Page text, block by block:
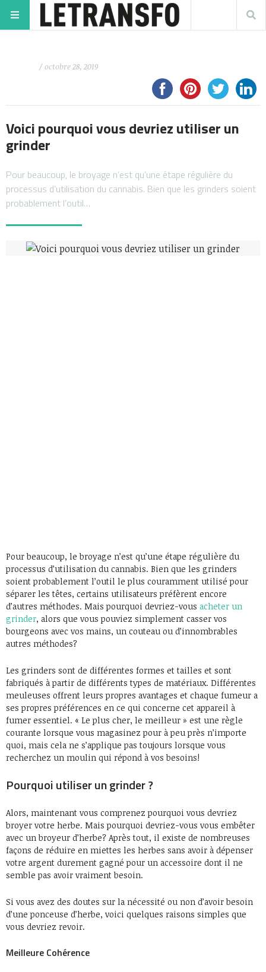
/ octobre 28, 2019
Voici pourquoi vous devriez utiliser un
grinder
Pour beaucoup, le broyage n’est qu’une étape régulière du
processus d’utilisation du cannabis. Bien que les grinders soient
probablement l’outil…
Pour beaucoup, le broyage n’est qu’une étape régulière du
processus d’utilisation du cannabis. Bien que les grinders
soient probablement l’outil le plus couramment utilisé pour
séparer les têtes, certains utilisateurs préfèrent encore
d’autres méthodes. Mais pourquoi devriez-vous acheter un
grinder, alors que vous pouviez simplement casser vos
bourgeons avec vos mains, un couteau ou d’innombrables
autres méthodes?
Les grinders sont de différentes formes et tailles et sont
fabriqués à partir de différents types de matériaux. Différentes
meuleuses offrent leurs propres avantages et chaque fumeur a
ses propres préférences en ce qui concerne cet appareil à
fumer essentiel. « Le plus cher, le meilleur » est une règle
courante lorsque vous magasinez pour à peu près n’importe
quoi, mais cela ne s’applique pas toujours lorsque vous
recherchez un moulin qui répond à vos besoins!
Pourquoi utiliser un grinder ?
Alors, maintenant vous comprenez pourquoi vous devriez
broyer votre herbe. Mais pourquoi devriez-vous vous embêter
avec un broyeur d’herbe? Après tout, il existe de nombreuses
façons de réduire en miettes les herbes sans avoir à dépenser
votre argent durement gagné pour un accessoire dont il ne
semble pas avoir vraiment besoin.
Si vous avez des doutes sur la nécessité ou non d’avoir besoin
d’une ponceuse d’herbe, voici quelques raisons simples que
vous devriez revoir.
Meilleure Cohérence